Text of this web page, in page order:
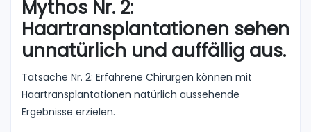
Mythos Nr. 2:
Haartransplantationen sehen
unnatürlich und auffällig aus.
Tatsache Nr. 2: Erfahrene Chirurgen können mit
Haartransplantationen natürlich aussehende
Ergebnisse erzielen.